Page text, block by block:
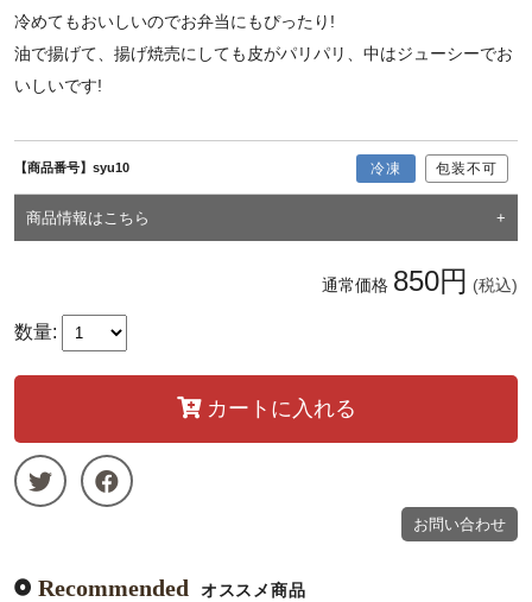
冷めてもおいしいのでお弁当にもぴったり!
油で揚げて、揚げ焼売にしても皮がパリパリ、中はジューシーでお
いしいです!
【商品番号】syu10 冷凍 包装不可
商品情報はこちら
通常価格 850円 (税込)
数量:
カートに入れる
お問い合わせ
Recommended オススメ商品